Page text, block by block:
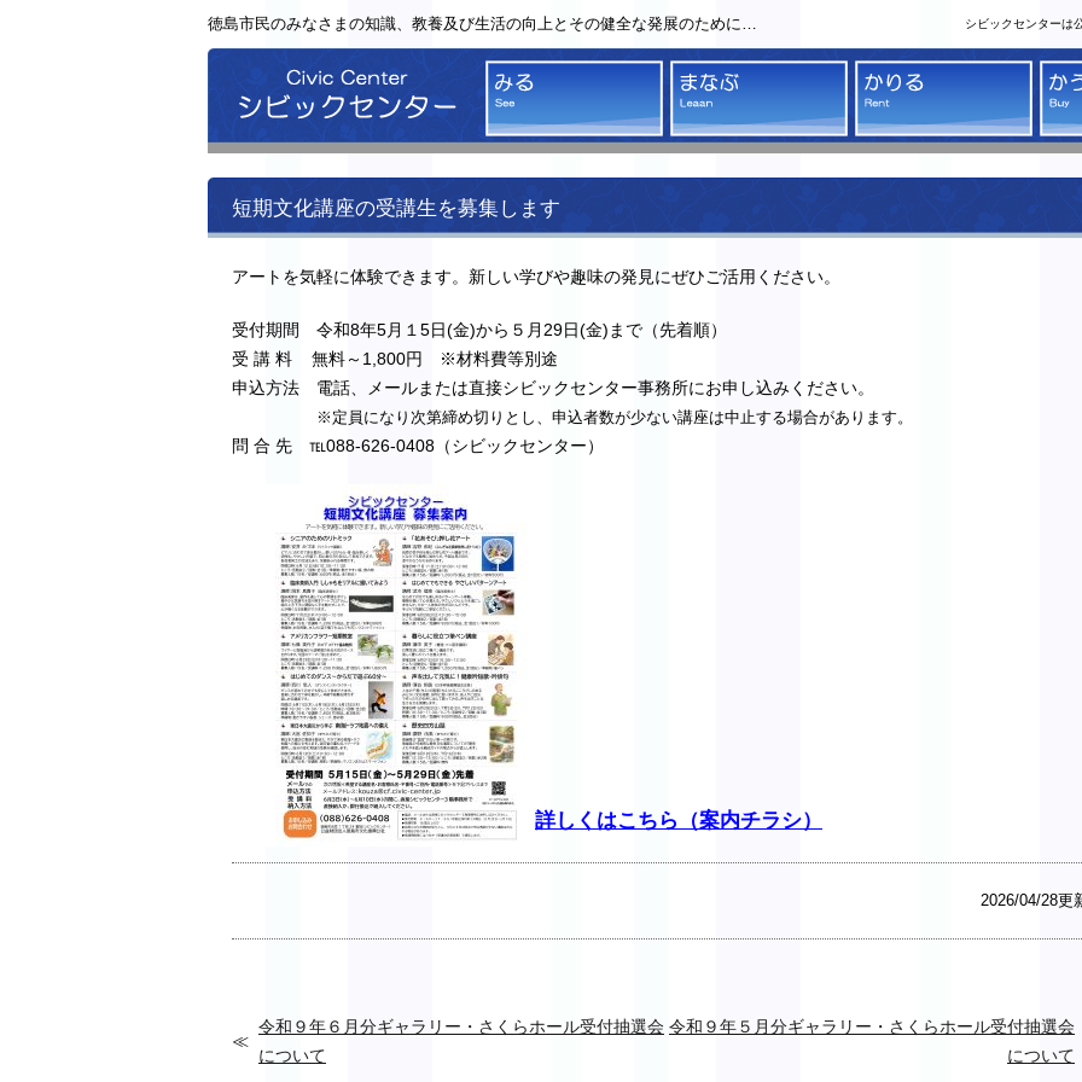
徳島市民のみなさまの知識、教養及び生活の向上とその健全な発展のために… シビックセンターは
シビックセンター
みる まなぶ かり
短期文化講座の受講生を募集します
アートを気軽に体験できます。新しい学びや趣味の発見にぜひご活用ください。
受付期間 令和8年5月１5日(金)から５月29日(金)まで（先着順）
受 講 料 無料～1,800円 ※材料費等別途
申込方法 電話、メールまたは直接シビックセンター事務所にお申し込みください。
※定員になり次第締め切りとし、申込者数が少ない講座は中止する場合があります。
問 合 先 ℡088-626-0408（シビックセンター）
詳しくはこちら（案内チラシ）
2026/04/28更
令和９年６月分ギャラリー・さくらホール受付抽選会
について
令和９年５月分ギャラリー・さくらホール受付抽選会
について